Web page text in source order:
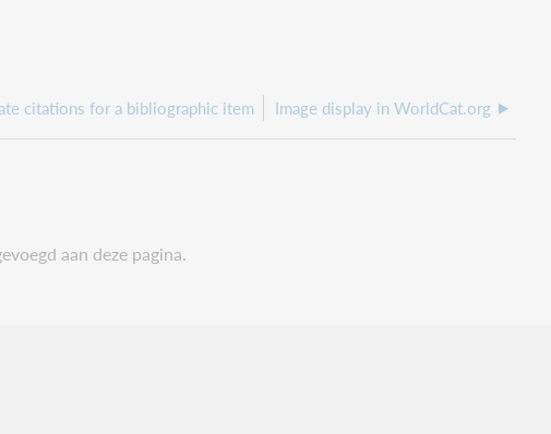
citations for a bibliographic item Image display in WorldCat.org
aan deze pagina.